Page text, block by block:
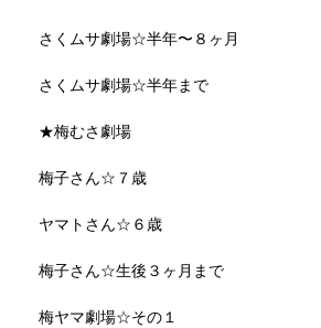
さくムサ劇場☆半年〜８ヶ月
さくムサ劇場☆半年まで
★梅むさ劇場
梅子さん☆７歳
ヤマトさん☆６歳
梅子さん☆生後３ヶ月まで
梅ヤマ劇場☆その１